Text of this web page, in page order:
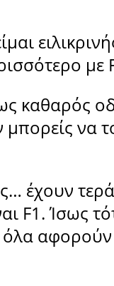
με
καθαρός
να
έχουν
F1. Ίσως
αφορούν